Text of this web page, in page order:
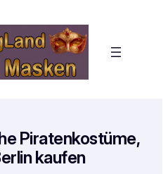
Piratenkostüme,
kaufen